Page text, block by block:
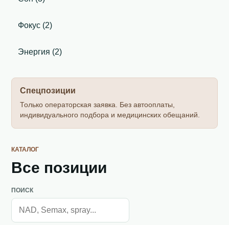
Фокус (2)
Энергия (2)
Спецпозиции
Только операторская заявка. Без автооплаты,
индивидуального подбора и медицинских обещаний.
КАТАЛОГ
Все позиции
ПОИСК